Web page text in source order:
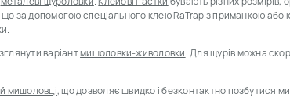
за допомогою спеціальногоклею RaTrapз приманкою або
варіантмишоловки-живоловки.Для щурів можна
мишоловці, що дозволяє швидко і безконтактно позбутися